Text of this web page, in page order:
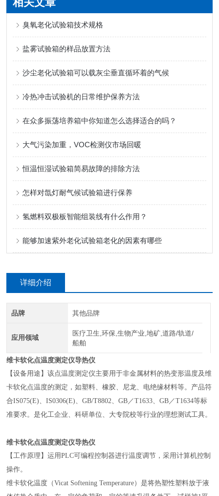
臭氧老化试验箱技术规格
盐雾试验箱的样品放置方法
沙尘老化试验箱可以载灰尘垂直循环着的气候
冷热冲击试验机的日常维护保养方法
在众多振荡培养箱中你知道怎么选择适合的吗？
大气污染加重，VOC检测仪市场回暖
恒温恒湿试验箱简易故障的排除方法
怎样对氙灯耐气候试验箱进行保养
氢燃料双极板智能组装线有什么作用？
能够加速紫外老化试验箱老化的因素有哪些
详细介绍
品牌 其他品牌
应用领域
医疗卫生,环保,生物产业,地矿,道路/轨道/
船舶
维卡软化点温度测定仪导热仪
【设备用途】该点温度测定仪主要用于非金属材料的热变形温度及维
卡软化点温度的测定 ，如塑料、橡胶、尼龙、电绝缘材料等。产品符
合IS075(E)、IS0306(E)、GB/T8802、GB／T1633、GB／T1634等标
准要求。是化工企业、科研单位、大专院校等行业的理想测试工具。
维卡软化点温度测定仪导热仪
【工作原理】运用PLC可编程控制器进行温度调节 ，采用计算机控制
操作。
维卡软化温度（Vicat Softening Temperature）是将热塑性塑料放于液